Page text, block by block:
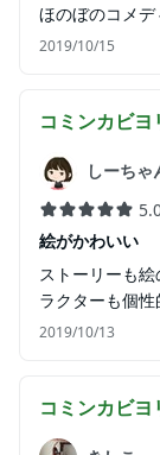
ほのぼのコメ
2019/10/15
コミンカビヨ
しーちゃ
絵がかわいい
ストーリーも
ラクターも個性
2019/10/13
コミンカビヨ